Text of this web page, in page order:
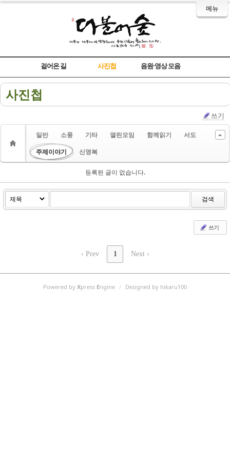
메뉴
걸어온 길 사진첩 음원·영상 모음
사진첩
쓰기
일반 소풍 기타 열린모임 함께읽기
서도
주제이야기
신영복
등록된 글이 없습니다.
검색
쓰기
‹ Prev 1 Next ›
Sketchbook5, 스케치북5
Sketchbook5, 스케치북5
Sketchbook5, 스케치북5
Sketchbook5, 스케치북5
Powered by Xpress Engine / Designed by hikaru100